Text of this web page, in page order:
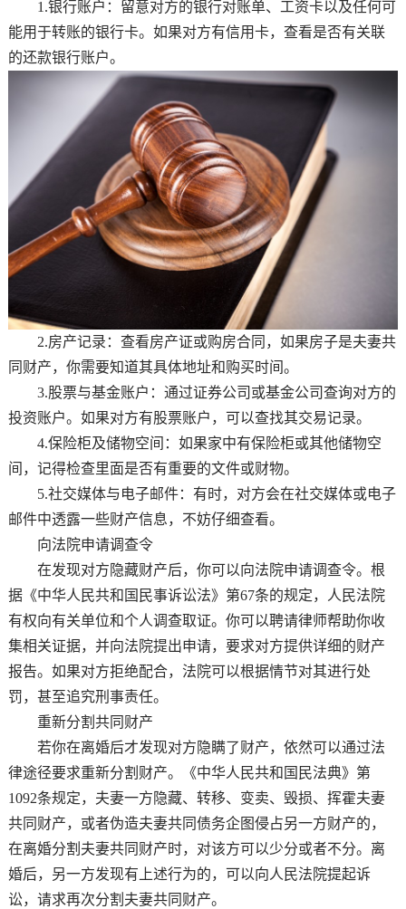
1.银行账户：留意对方的银行对账单、工资卡以及任何可
能用于转账的银行卡。如果对方有信用卡，查看是否有关联
的还款银行账户。
2.房产记录：查看房产证或购房合同，如果房子是夫妻共
同财产，你需要知道其具体地址和购买时间。
3.股票与基金账户：通过证券公司或基金公司查询对方的
投资账户。如果对方有股票账户，可以查找其交易记录。
4.保险柜及储物空间：如果家中有保险柜或其他储物空
间，记得检查里面是否有重要的文件或财物。
5.社交媒体与电子邮件：有时，对方会在社交媒体或电子
邮件中透露一些财产信息，不妨仔细查看。
向法院申请调查令
在发现对方隐藏财产后，你可以向法院申请调查令。根
据《中华人民共和国民事诉讼法》第67条的规定，人民法院
有权向有关单位和个人调查取证。你可以聘请律师帮助你收
集相关证据，并向法院提出申请，要求对方提供详细的财产
报告。如果对方拒绝配合，法院可以根据情节对其进行处
罚，甚至追究刑事责任。
重新分割共同财产
若你在离婚后才发现对方隐瞒了财产，依然可以通过法
律途径要求重新分割财产。《中华人民共和国民法典》第
1092条规定，夫妻一方隐藏、转移、变卖、毁损、挥霍夫妻
共同财产，或者伪造夫妻共同债务企图侵占另一方财产的，
在离婚分割夫妻共同财产时，对该方可以少分或者不分。离
婚后，另一方发现有上述行为的，可以向人民法院提起诉
讼，请求再次分割夫妻共同财产。